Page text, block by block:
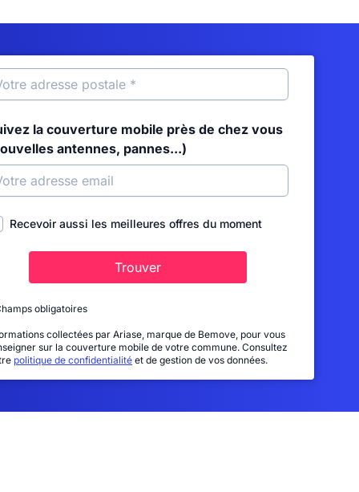
la couverture mobile près de chez vous
antennes, pannes...)
Recevoir aussi les meilleures offres du moment
Trouver
obligatoires
collectées par Ariase, marque de Bemove, pour vous
sur la couverture mobile de votre commune. Consultez
politique de confidentialité et de gestion de vos données.